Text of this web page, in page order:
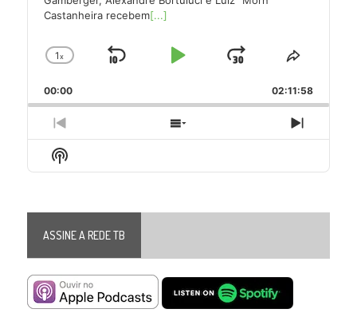
Castanheira recebem[...]
Change
Rate
1x
Skip
Play
Jump
Forward
Share
Episode
00:00 02:11:58
Previous
Episode
Show
Next
Show
Podcast
ASSINE A REDE TB